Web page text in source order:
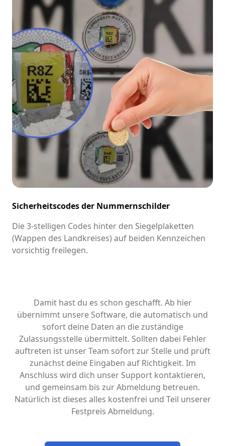
Sicherheitscodes der Nummernschilder
Die 3-stelligen Codes hinter den Siegelplaketten
(Wappen des Landkreises) auf beiden Kennzeichen
vorsichtig freilegen.
Damit hast du es schon geschafft. Ab hier
übernimmt unsere Software, die automatisch und
sofort deine Daten an die zuständige
Zulassungsstelle übermittelt. Sollten dabei Fehler
auftreten ist unser Team sofort zur Stelle und prüft
zunächst deine Eingaben auf Richtigkeit. Im
Anschluss wird dich unser Support kontaktieren,
und gemeinsam bis zur Abmeldung betreuen.
Natürlich ist dieses alles kostenfrei und Teil unserer
Festpreis Abmeldung.